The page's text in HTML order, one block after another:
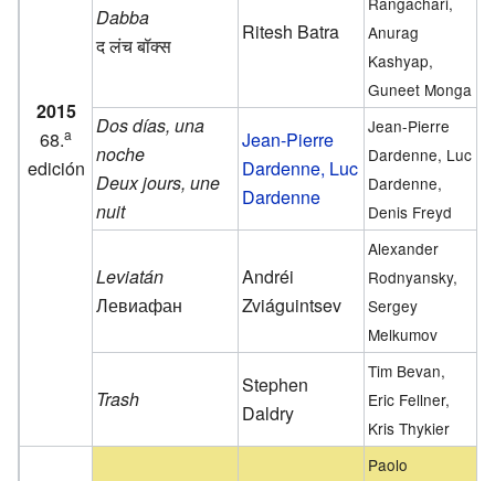
2015
68.a
edición
Dabba
द लंच बॉक्स
Ritesh Batra
Anurag
Kashyap,
Guneet Monga
Dos días, una
noche
Deux jours, une
nuit
Jean-Pierre
Dardenne, Luc
Dardenne
Jean-Pierre
Dardenne, Luc
Dardenne,
Denis Freyd
Leviatán
Левиафан
Andréi
Zviáguintsev
Alexander
Rodnyansky,
Sergey
Melkumov
Trash
Stephen
Daldry
Tim Bevan,
Eric Fellner,
Kris Thykier
Paolo